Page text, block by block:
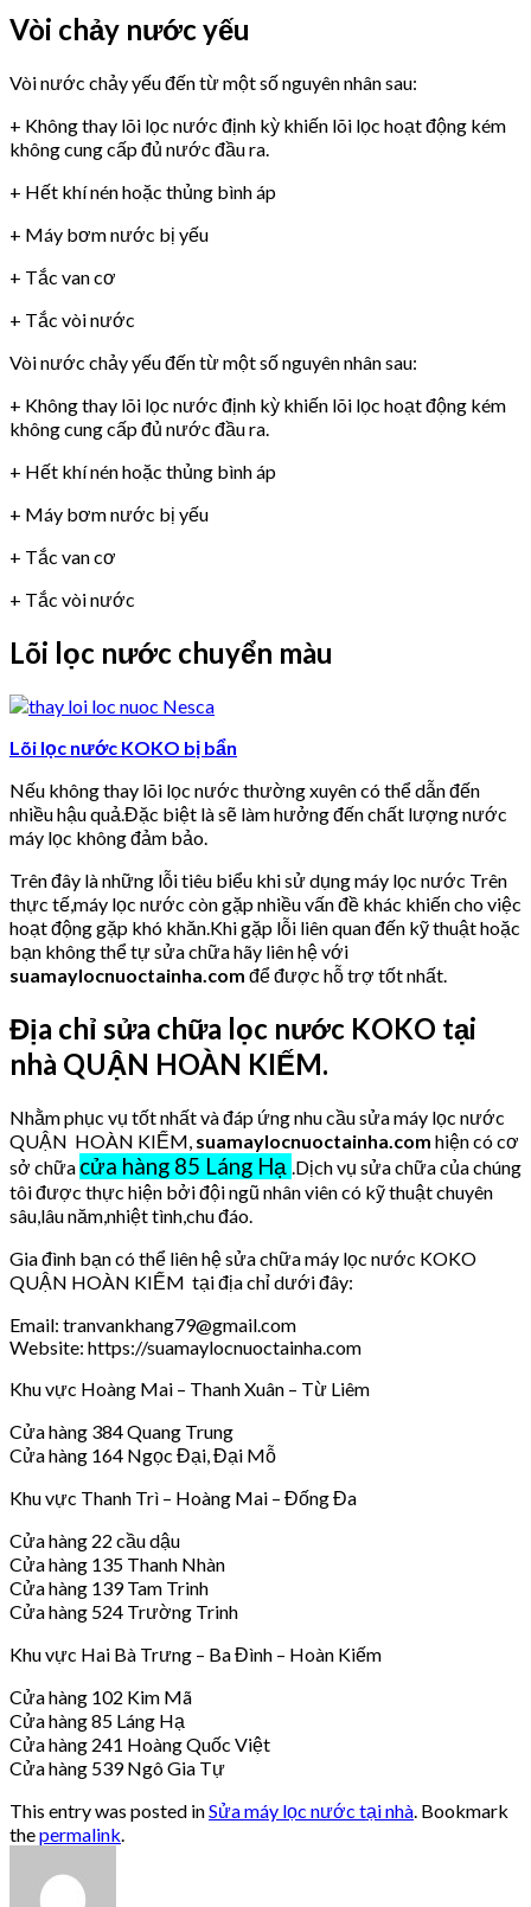
Vòi chảy nước yếu
Vòi nước chảy yếu đến từ một số nguyên nhân sau:
+ Không thay lõi lọc nước định kỳ khiến lõi lọc hoạt động kém
không cung cấp đủ nước đầu ra.
+ Hết khí nén hoặc thủng bình áp
+ Máy bơm nước bị yếu
+ Tắc van cơ
+ Tắc vòi nước
Vòi nước chảy yếu đến từ một số nguyên nhân sau:
+ Không thay lõi lọc nước định kỳ khiến lõi lọc hoạt động kém
không cung cấp đủ nước đầu ra.
+ Hết khí nén hoặc thủng bình áp
+ Máy bơm nước bị yếu
+ Tắc van cơ
+ Tắc vòi nước
Lõi lọc nước chuyển màu
Lõi lọc nước KOKO bị bẩn
Nếu không thay lõi lọc nước thường xuyên có thể dẫn đến
nhiều hậu quả.Đặc biệt là sẽ làm hưởng đến chất lượng nước
máy lọc không đảm bảo.
Trên đây là những lỗi tiêu biểu khi sử dụng máy lọc nước Trên
thực tế,máy lọc nước còn gặp nhiều vấn đề khác khiến cho việc
hoạt động gặp khó khăn.Khi gặp lỗi liên quan đến kỹ thuật hoặc
bạn không thể tự sửa chữa hãy liên hệ với
suamaylocnuoctainha.com để được hỗ trợ tốt nhất.
Địa chỉ sửa chữa lọc nước KOKO tại
nhà QUẬN HOÀN KIẾM.
Nhằm phục vụ tốt nhất và đáp ứng nhu cầu sửa máy lọc nước
QUẬN HOÀN KIẾM, suamaylocnuoctainha.com hiện có cơ
sở chữa cửa hàng 85 Láng Hạ .Dịch vụ sửa chữa của chúng
tôi được thực hiện bởi đội ngũ nhân viên có kỹ thuật chuyên
sâu,lâu năm,nhiệt tình,chu đáo.
Gia đình bạn có thể liên hệ sửa chữa máy lọc nước KOKO
QUẬN HOÀN KIẾM tại địa chỉ dưới đây:
Email: tranvankhang79@gmail.com
Website: https://suamaylocnuoctainha.com
Khu vực Hoàng Mai – Thanh Xuân – Từ Liêm
Cửa hàng 384 Quang Trung
Cửa hàng 164 Ngọc Đại, Đại Mỗ
Khu vực Thanh Trì – Hoàng Mai – Đống Đa
Cửa hàng 22 cầu dậu
Cửa hàng 135 Thanh Nhàn
Cửa hàng 139 Tam Trinh
Cửa hàng 524 Trường Trinh
Khu vực Hai Bà Trưng – Ba Đình – Hoàn Kiếm
Cửa hàng 102 Kim Mã
Cửa hàng 85 Láng Hạ
Cửa hàng 241 Hoàng Quốc Việt
Cửa hàng 539 Ngô Gia Tự
This entry was posted inSửa máy lọc nước tại nhà . Bookmark
thepermalink